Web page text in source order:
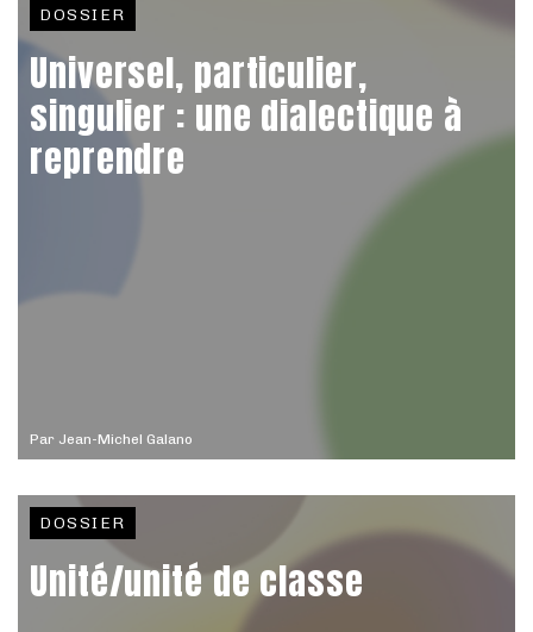
Par Jean-Michel Galano
DOSSIER
Universel, particulier,
singulier : une dialectique à
reprendre
DOSSIER
Unité/unité de classe